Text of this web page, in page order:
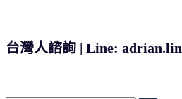
台灣人諮詢 | Line: adrian.lin